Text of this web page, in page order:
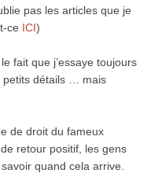
pas les articles que je
ce ICI)
fait que j’essaye toujours
petits détails … mais
de droit du fameux
retour positif, les gens
quand cela arrive.